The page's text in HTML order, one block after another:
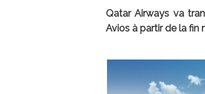
Qatar Airways va
Avios à partir de la fin